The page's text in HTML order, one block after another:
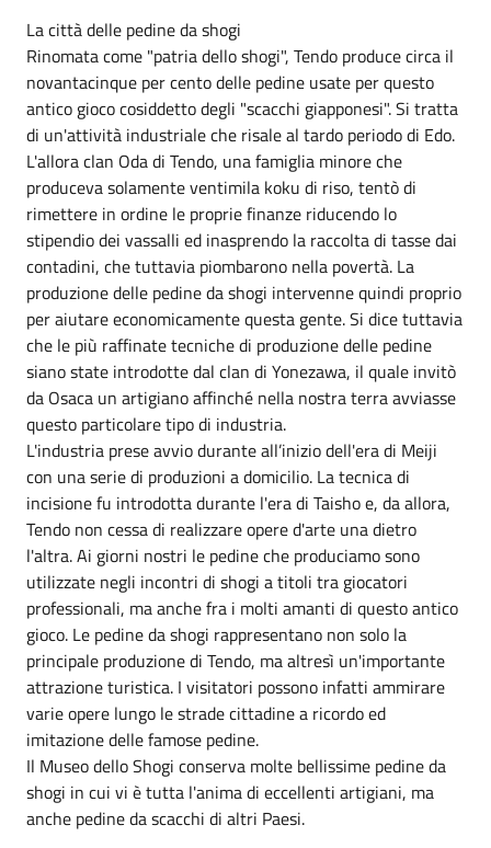
La città delle pedine da shogi
Rinomata come "patria dello shogi", Tendo produce circa il
novantacinque per cento delle pedine usate per questo
antico gioco cosiddetto degli "scacchi giapponesi". Si tratta
di un'attività industriale che risale al tardo periodo di Edo.
L'allora clan Oda di Tendo, una famiglia minore che
produceva solamente ventimila koku di riso, tentò di
rimettere in ordine le proprie finanze riducendo lo
stipendio dei vassalli ed inasprendo la raccolta di tasse dai
contadini, che tuttavia piombarono nella povertà. La
produzione delle pedine da shogi intervenne quindi proprio
per aiutare economicamente questa gente. Si dice tuttavia
che le più raffinate tecniche di produzione delle pedine
siano state introdotte dal clan di Yonezawa, il quale invitò
da Osaca un artigiano affinché nella nostra terra avviasse
questo particolare tipo di industria.
L'industria prese avvio durante all’inizio dell'era di Meiji
con una serie di produzioni a domicilio. La tecnica di
incisione fu introdotta durante l'era di Taisho e, da allora,
Tendo non cessa di realizzare opere d'arte una dietro
l'altra. Ai giorni nostri le pedine che produciamo sono
utilizzate negli incontri di shogi a titoli tra giocatori
professionali, ma anche fra i molti amanti di questo antico
gioco. Le pedine da shogi rappresentano non solo la
principale produzione di Tendo, ma altresì un'importante
attrazione turistica. I visitatori possono infatti ammirare
varie opere lungo le strade cittadine a ricordo ed
imitazione delle famose pedine.
Il Museo dello Shogi conserva molte bellissime pedine da
shogi in cui vi è tutta l'anima di eccellenti artigiani, ma
anche pedine da scacchi di altri Paesi.